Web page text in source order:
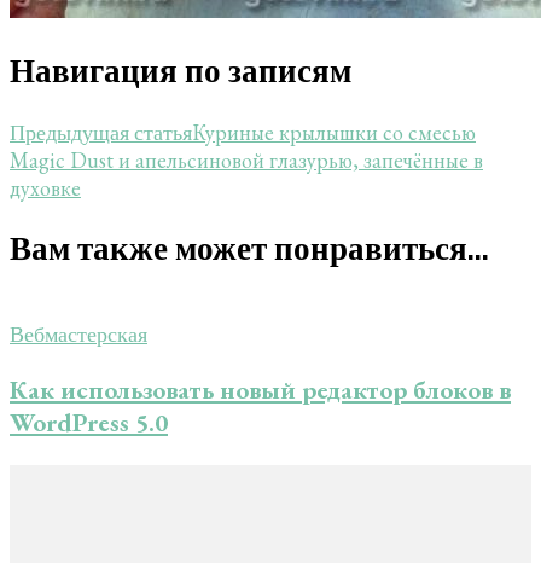
Навигация по записям
Предыдущая статьяКуриные крылышки со смесью
Magic Dust и апельсиновой глазурью, запечённые в
духовке
Вам также может понравиться...
Вебмастерская
Как использовать новый редактор блоков в
WordPress 5.0